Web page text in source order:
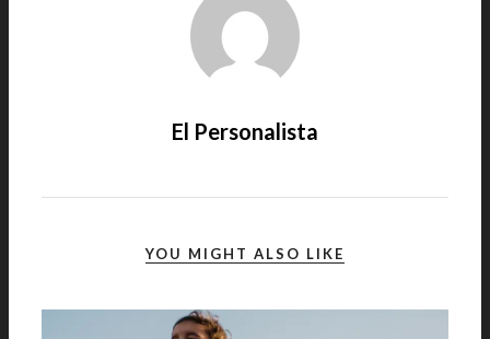
El Personalista
YOU MIGHT ALSO LIKE